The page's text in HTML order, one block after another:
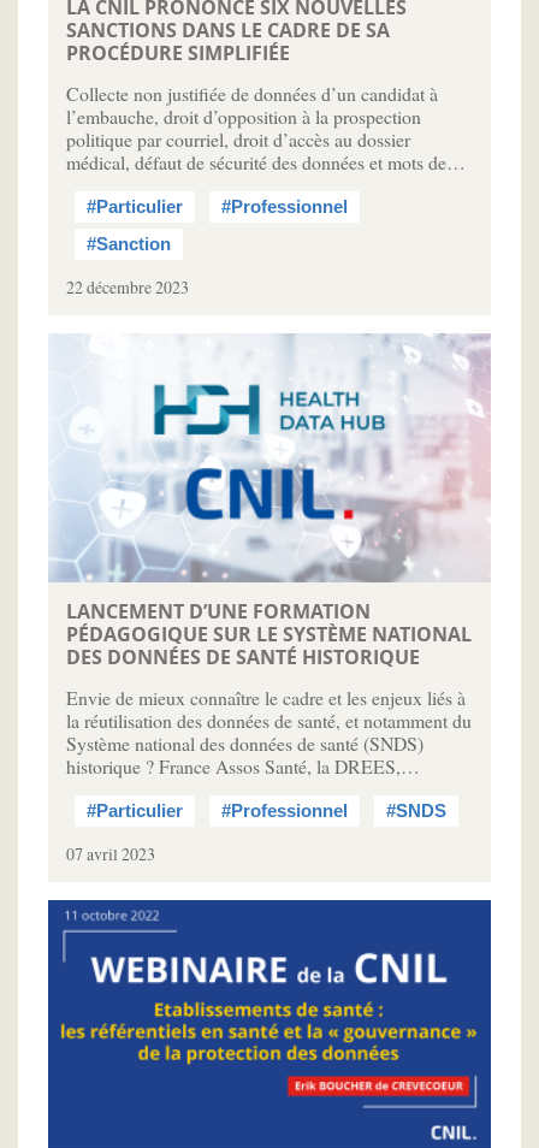
LA CNIL PRONONCE SIX NOUVELLES
SANCTIONS DANS LE CADRE DE SA
PROCÉDURE SIMPLIFIÉE
Collecte non justifiée de données d’un candidat à
l’embauche, droit d’opposition à la prospection
politique par courriel, droit d’accès au dossier
médical, défaut de sécurité des données et mots de…
#Particulier
#Professionnel
#Sanction
22 décembre 2023
LANCEMENT D’UNE FORMATION
PÉDAGOGIQUE SUR LE SYSTÈME NATIONAL
DES DONNÉES DE SANTÉ HISTORIQUE
Envie de mieux connaître le cadre et les enjeux liés à
la réutilisation des données de santé, et notamment du
Système national des données de santé (SNDS)
historique ? France Assos Santé, la DREES,…
#Particulier #Professionnel #SNDS
07 avril 2023